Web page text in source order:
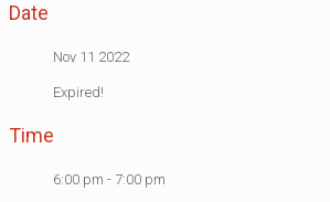
Date
Nov 11 2022
Expired!
Time
6:00 pm - 7:00 pm